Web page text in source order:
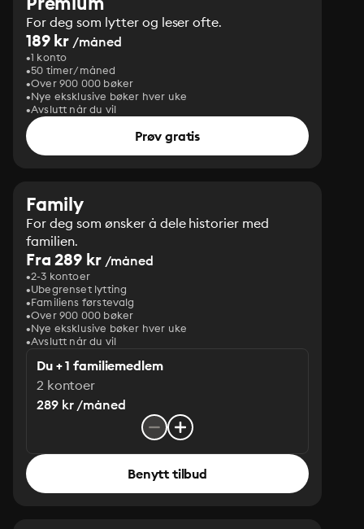
For deg som lytter og leser ofte.
189 kr /måned
1 konto
50 timer/måned
Over 900 000 bøker
Nye eksklusive bøker hver uke
Avslutt når du vil
Prøv gratis
Family
For deg som ønsker å dele historier med
familien.
Fra 289 kr/måned
2-3 kontoer
Ubegrenset lytting
Familiens førstevalg
Over 900 000 bøker
Nye eksklusive bøker hver uke
Avslutt når du vil
Du + 1 familiemedlem
2 kontoer
289 kr /måned
Benytt tilbud